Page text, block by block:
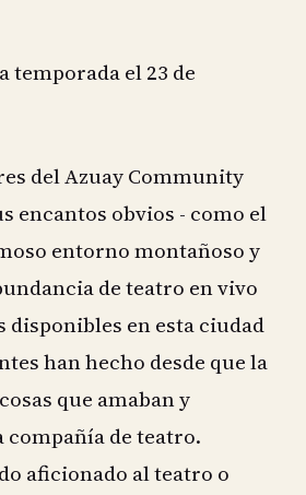
temporada el 23 de
del Azuay Community
encantos obvios - como el
entorno montañoso y
de teatro en vivo
disponibles en esta ciudad
han hecho desde que la
que amaban y
compañía de teatro.
aficionado al teatro o